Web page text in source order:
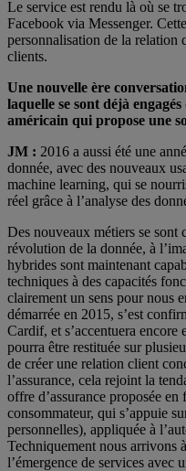
Le service est rendu là où se
Facebook via Messenger.
personnalisation de la relation
clients.
Une nouvelle ère
laquelle se sont déjà
américain qui propose une
JM : 2016 a aussi été une
donnée, avec des nouveaux
machine learning, qui se
réel grâce à l’analyse des
Des nouveaux métiers se sont
révolution de la donnée, à
hybrides sont maintenant
techniques à des capacités
clairement un sens pour nous
démarrée en 2015, s’est
Cardif, et s’accentuera
pourra être restituée sur
de créer une relation client
l’assurance, cela rejoint la
offre d’assurance proposée
consommateur, qui s’appuie
personnelles), appliquée à
Techniquement nous arrivons
l’émergence de services avec